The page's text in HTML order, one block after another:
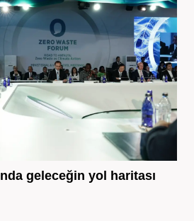
geleceğin yol haritası